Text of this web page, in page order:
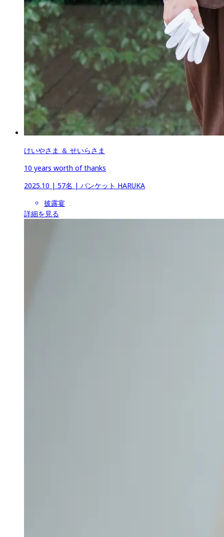
けいやさま ＆ せいらさま
10 years worth of thanks
2025.10 | 57名 | バンケット HARUKA
披露宴
詳細を見る